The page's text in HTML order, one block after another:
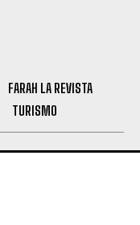
FARAH LA REVISTA
TURISMO